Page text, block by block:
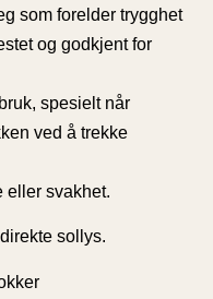
som forelder trygghet
og godkjent for
spesielt når
ved å trekke
eller svakhet.
sollys.